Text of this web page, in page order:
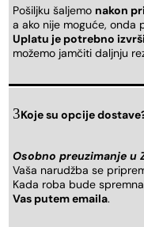
Pošiljku šaljemo nakon
a ako nije moguće, onda
Uplatu je potrebno
možemo jamčiti daljnju
Koje su opcije
Osobno preuzimanje u
Vaša narudžba se
Kada roba bude
Vas putem emaila.